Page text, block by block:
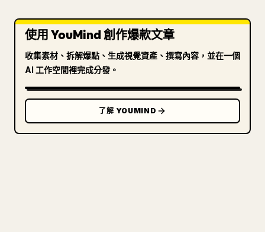
使用 YouMind 創作爆款文章
收集素材、拆解爆點、生成視覺資產、撰寫內容，並在一個
AI 工作空間裡完成分發。
了解 YOUMIND